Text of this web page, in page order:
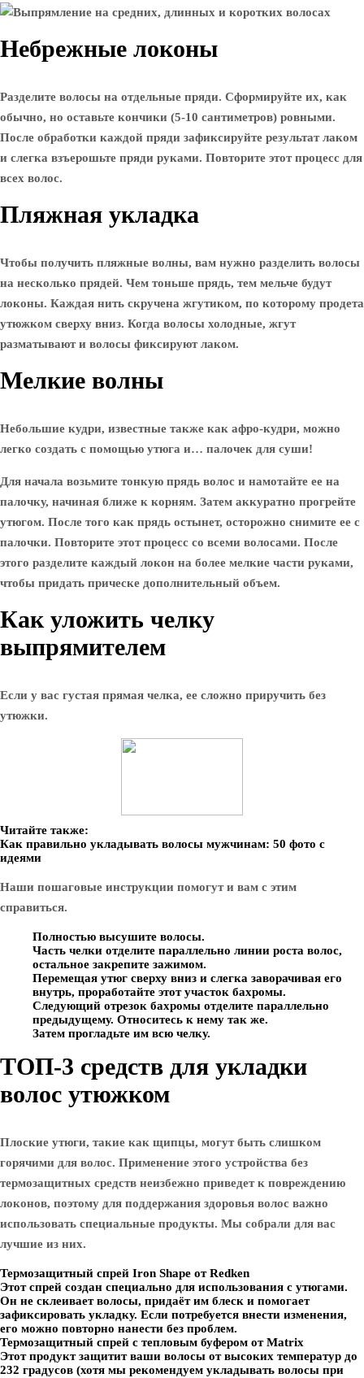
Небрежные локоны
Разделите волосы на отдельные пряди. Сформируйте их, как
обычно, но оставьте кончики (5-10 сантиметров) ровными.
После обработки каждой пряди зафиксируйте результат лаком
и слегка взъерошьте пряди руками. Повторите этот процесс для
всех волос.
Пляжная укладка
Чтобы получить пляжные волны, вам нужно разделить волосы
на несколько прядей. Чем тоньше прядь, тем мельче будут
локоны. Каждая нить скручена жгутиком, по которому продета
утюжком сверху вниз. Когда волосы холодные, жгут
разматывают и волосы фиксируют лаком.
Мелкие волны
Небольшие кудри, известные также как афро-кудри, можно
легко создать с помощью утюга и… палочек для суши!
Для начала возьмите тонкую прядь волос и намотайте ее на
палочку, начиная ближе к корням. Затем аккуратно прогрейте
утюгом. После того как прядь остынет, осторожно снимите ее с
палочки. Повторите этот процесс со всеми волосами. После
этого разделите каждый локон на более мелкие части руками,
чтобы придать прическе дополнительный объем.
Как уложить челку
выпрямителем
Если у вас густая прямая челка, ее сложно приручить без
утюжки.
Читайте также:
Как правильно укладывать волосы мужчинам: 50 фото с
идеями
Наши пошаговые инструкции помогут и вам с этим
справиться.
Полностью высушите волосы.
Часть челки отделите параллельно линии роста волос,
остальное закрепите зажимом.
Перемещая утюг сверху вниз и слегка заворачивая его
внутрь, проработайте этот участок бахромы.
Следующий отрезок бахромы отделите параллельно
предыдущему. Относитесь к нему так же.
Затем прогладьте им всю челку.
ТОП-3 средств для укладки
волос утюжком
Плоские утюги, такие как щипцы, могут быть слишком
горячими для волос. Применение этого устройства без
термозащитных средств неизбежно приведет к повреждению
локонов, поэтому для поддержания здоровья волос важно
использовать специальные продукты. Мы собрали для вас
лучшие из них.
Термозащитный спрей Iron Shape от Redken
Этот спрей создан специально для использования с утюгами.
Он не склеивает волосы, придаёт им блеск и помогает
зафиксировать укладку. Если потребуется внести изменения,
его можно повторно нанести без проблем.
Термозащитный спрей с тепловым буфером от Matrix
Этот продукт защитит ваши волосы от высоких температур до
232 градусов (хотя мы рекомендуем укладывать волосы при